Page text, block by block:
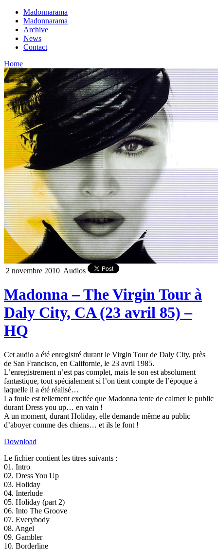
Madonnarama
Madonnarama
Archive
News
Contact
Home
2 novembre 2010 Audios
Madonna – The Virgin Tour à
Daly City, CA (23 avril 85) –
HQ
Cet audio a été enregistré durant le Virgin Tour de Daly City, près
de San Francisco, en Californie, le 23 avril 1985.
L’enregistrement n’est pas complet, mais le son est absolument
fantastique, tout spécialement si l’on tient compte de l’époque à
laquelle il a été réalisé…
La foule est tellement excitée que Madonna tente de calmer le public
durant Dress you up… en vain !
A un moment, durant Holiday, elle demande même au public
d’aboyer comme des chiens… et ils le font !
Download
Le fichier contient les titres suivants :
01. Intro
02. Dress You Up
03. Holiday
04. Interlude
05. Holiday (part 2)
06. Into The Groove
07. Everybody
08. Angel
09. Gambler
10. Borderline